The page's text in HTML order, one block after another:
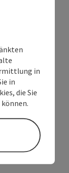
in
in
die Sie